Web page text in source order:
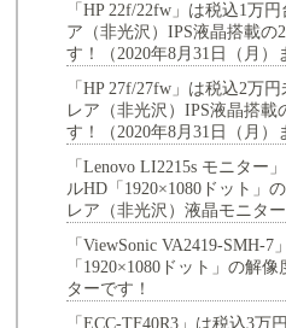
「HP 22f/22fw」は税込1万
ア（非光沢）IPS液晶搭載の
す！（2020年8月31日（月）
「HP 27f/27fw」は税込2万
レア（非光沢）IPS液晶搭
す！（2020年8月31日（月）
「Lenovo LI2215s モニター
ルHD「1920×1080ドット」
レア（非光沢）液晶モニター
「ViewSonic VA2419-SMH-
「1920×1080ドット」の解
ターです！
「ECC-TF40R3」は税込3